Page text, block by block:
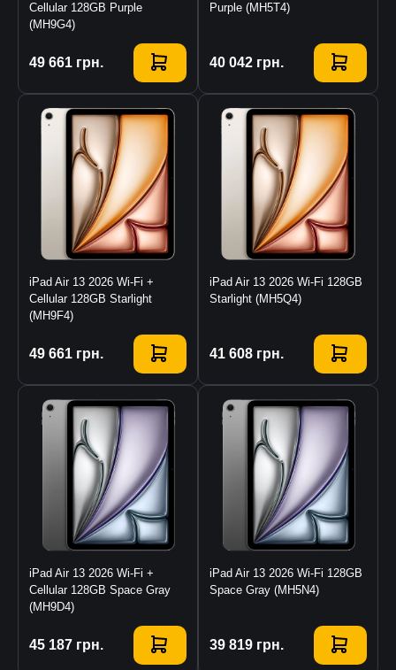
Cellular 128GB Purple
(MH9G4)
49 661 грн.
Купити
Purple (MH5T4)
40 042 грн.
Купити
iPad Air 13 2026 Wi-Fi +
Cellular 128GB Starlight
(MH9F4)
49 661 грн.
Купити
iPad Air 13 2026 Wi-Fi 128GB
Starlight (MH5Q4)
41 608 грн.
Купити
iPad Air 13 2026 Wi-Fi +
Cellular 128GB Space Gray
(MH9D4)
45 187 грн.
Купити
iPad Air 13 2026 Wi-Fi 128GB
Space Gray (MH5N4)
39 819 грн.
Купити